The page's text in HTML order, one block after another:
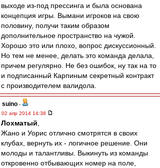
выходе из-под прессинга и была основана
концепция игры. Вымани игроков на свою
половину, получи таким образом
дополнительное пространство на чужой.
Хорошо это или плохо, вопрос дискуссионный.
Но тем не менее, делать это команда делала,
причем регулярно. Не без ошибок, ну так на то
и подписанный Карпиным секретный контракт
с производителем валидола.
suino -
02 апр 2014 14:38
Лохматый
Жано и Уорис отлично смотрятся в своих
клубах, вернуть их - логичное решение. Они
молоды и талантливы. Выкинуть из команды
откровенно отбывающих номер на поле,